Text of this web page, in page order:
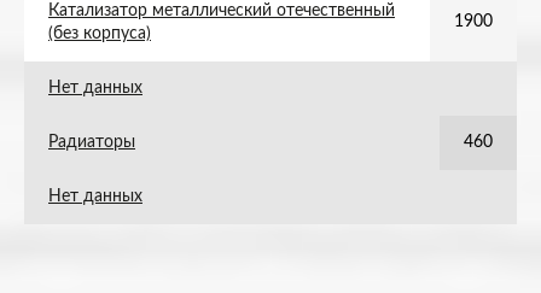
Катализатор металлический отечественный
(без корпуса)
1900
Нет данных
Радиаторы 460
Нет данных